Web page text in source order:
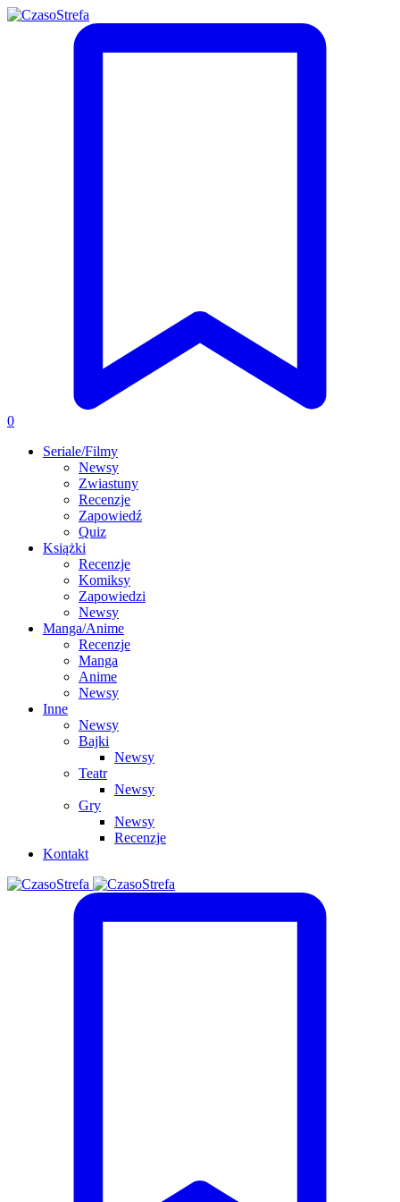
0
Seriale/Filmy
Newsy
Zwiastuny
Recenzje
Zapowiedź
Quiz
Książki
Recenzje
Komiksy
Zapowiedzi
Newsy
Manga/Anime
Recenzje
Manga
Anime
Newsy
Inne
Newsy
Bajki
Newsy
Teatr
Newsy
Gry
Newsy
Recenzje
Kontakt